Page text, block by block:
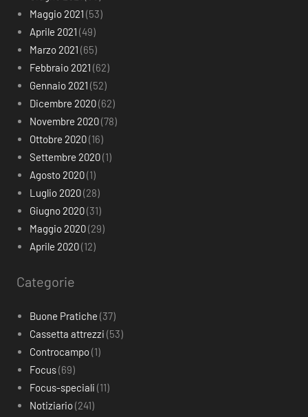
Maggio 2021 (53)
Aprile 2021 (49)
Marzo 2021 (65)
Febbraio 2021 (62)
Gennaio 2021 (52)
Dicembre 2020(62)
Novembre 2020(78)
Ottobre 2020(16)
Settembre 2020(1)
Agosto 2020(1)
Luglio 2020(28)
Giugno 2020(31)
Maggio 2020(29)
Aprile 2020(12)
Categorie
Buone Pratiche (37)
Cassetta attrezzi (53)
Controcampo(1)
Focus(69)
Focus-speciali (11)
Notiziario(241)